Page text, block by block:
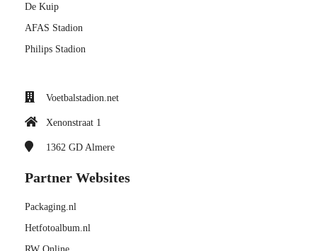
De Kuip
AFAS Stadion
Philips Stadion
Voetbalstadion.net
Xenonstraat 1
1362 GD Almere
Partner Websites
Packaging.nl
Hetfotoalbum.nl